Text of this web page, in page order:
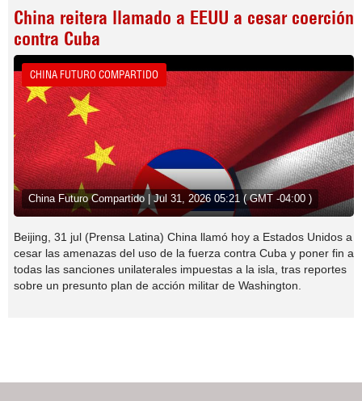
China reitera llamado a EEUU a cesar coerción
contra Cuba
CHINA FUTURO COMPARTIDO
China Futuro Compartido | Jul 31, 2026 05:21 ( GMT -04:00 )
Beijing, 31 jul (Prensa Latina) China llamó hoy a Estados Unidos a
cesar las amenazas del uso de la fuerza contra Cuba y poner fin a
todas las sanciones unilaterales impuestas a la isla, tras reportes
sobre un presunto plan de acción militar de Washington.